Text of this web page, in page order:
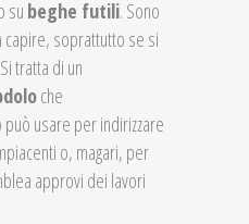
su beghe futili. Sono
soprattutto se si
tratta di un
che
usare per indirizzare
o, magari, per
approvi dei lavori